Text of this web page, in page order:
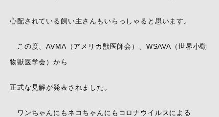
心配されている飼い主さんもいらっしゃると思います。
この度、AVMA（アメリカ獣医師会）、WSAVA（世界小動
物獣医学会）から
正式な見解が発表されました。
ワンちゃんにもネコちゃんにもコロナウイルスによる